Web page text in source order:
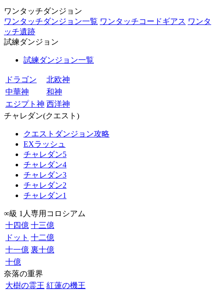
ワンタッチダンジョン
ワンタッチダンジョン一覧 ワンタッチコードギアス ワンタ
ッチ遺跡
試練ダンジョン
試練ダンジョン一覧
ドラゴン
北欧神
中華神
和神
エジプト神 西洋神
チャレダン(クエスト)
クエストダンジョン攻略
EXラッシュ
チャレダン5
チャレダン4
チャレダン3
チャレダン2
チャレダン1
∞級 1人専用コロシアム
十四億 十三億
ドット 十二億
十一億 裏十億
十億
奈落の重界
大樹の霊王 紅蓮の機王